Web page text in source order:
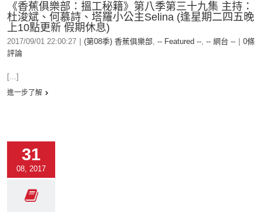
《香蕉俱樂部：搵工秘籍》第八季第三十九集 主持：
杜浚斌、何慕詩、塔羅小公主Selina (逢星期二四五晚
上10點更新 假期休息)
2017/09/01 22:00:27 (第08季) 香蕉俱樂部, -- Featured --, -- 網台 --
0條
評論
[...]
進一步了解
31
08, 2017